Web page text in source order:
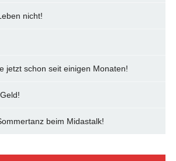
nicht!
jetzt schon seit einigen Monaten!
beim Midastalk!